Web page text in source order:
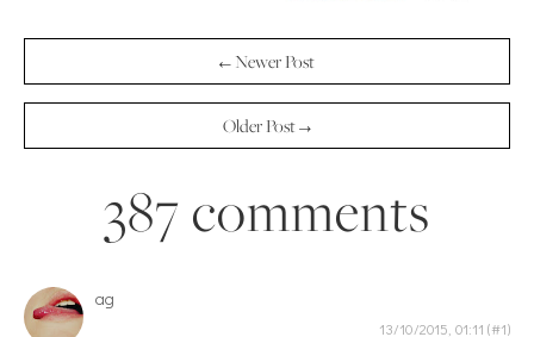
← Newer Post
Older Post →
387 comments
ag
13/10/2015, 01:11